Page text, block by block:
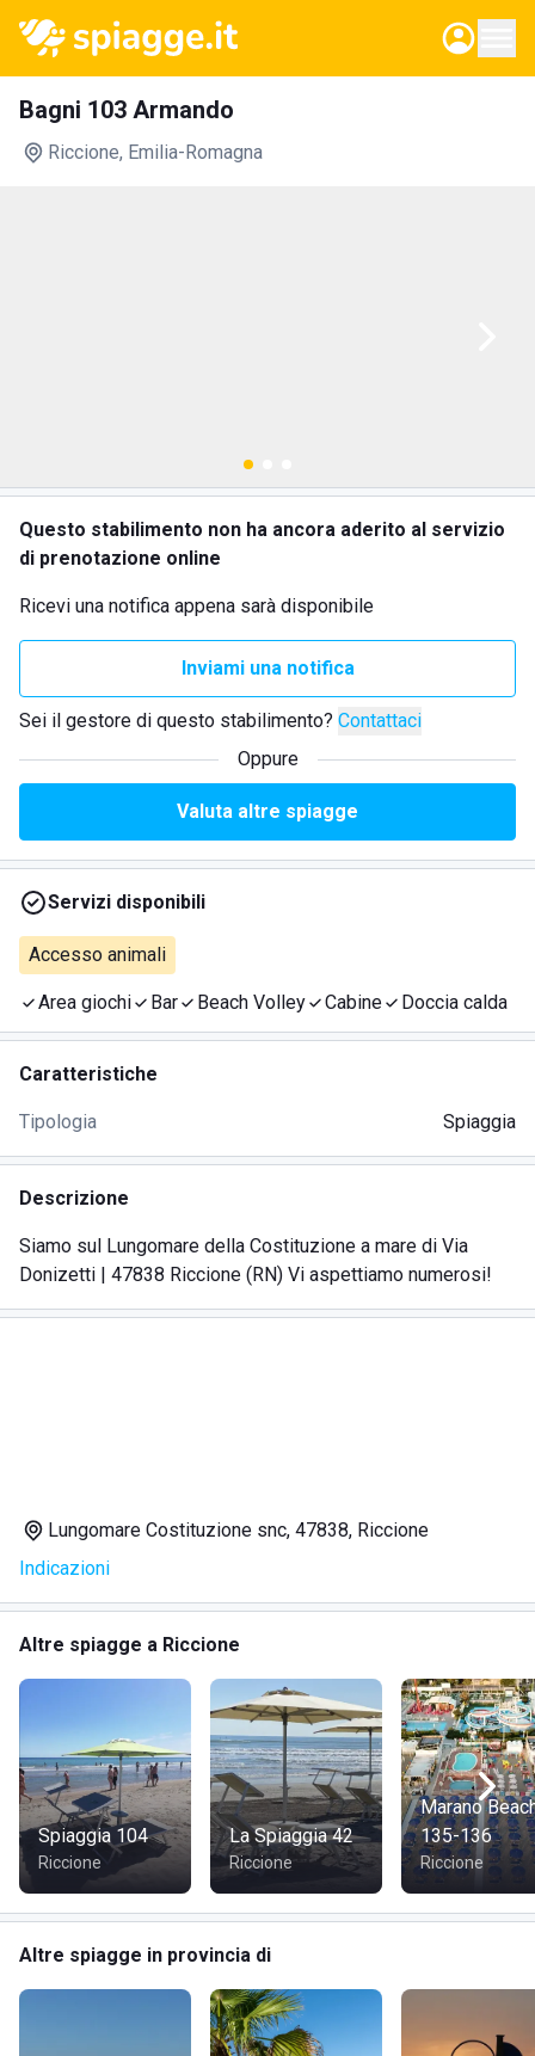
Bagni 103 Armando
Riccione, Emilia-Romagna
Questo stabilimento non ha ancora aderito al servizio
di prenotazione online
Ricevi una notifica appena sarà disponibile
Inviami una notifica
Sei il gestore di questo stabilimento? Contattaci
Oppure
Valuta altre spiagge
Servizi disponibili
Accesso animali
Area giochi Bar Beach Volley Cabine Doccia calda
Caratteristiche
Tipologia Spiaggia
Descrizione
Siamo sul Lungomare della Costituzione a mare di Via
Donizetti | 47838 Riccione (RN) Vi aspettiamo numerosi!
Lungomare Costituzione snc, 47838, Riccione
Indicazioni
Altre spiagge a Riccione
Spiaggia 104
Riccione
La Spiaggia 42
Riccione
Marano
135-136
Riccione
Altre spiagge in provincia di